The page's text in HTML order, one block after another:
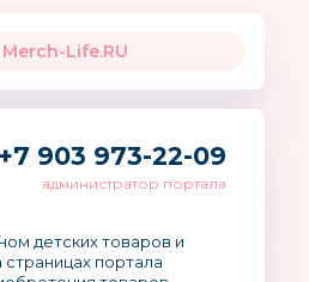
Merch-Life.RU
+7 903 973-22-09
администратор портала
детских товаров и
страницах портала